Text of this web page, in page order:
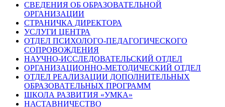
СВЕДЕНИЯ ОБ ОБРАЗОВАТЕЛЬНОЙ
ОРГАНИЗАЦИИ
СТРАНИЧКА ДИРЕКТОРА
УСЛУГИ ЦЕНТРА
ОТДЕЛ ПСИХОЛОГО-ПЕДАГОГИЧЕСКОГО
СОПРОВОЖДЕНИЯ
НАУЧНО-ИССЛЕДОВАТЕЛЬСКИЙ ОТДЕЛ
ОРГАНИЗАЦИОННО-МЕТОДИЧЕСКИЙ ОТДЕЛ
ОТДЕЛ РЕАЛИЗАЦИИ ДОПОЛНИТЕЛЬНЫХ
ОБРАЗОВАТЕЛЬНЫХ ПРОГРАММ
ШКОЛА РАЗВИТИЯ «УМКА»
НАСТАВНИЧЕСТВО